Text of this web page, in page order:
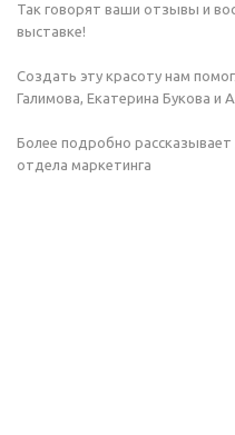
Так говорят ваши отзывы и
выставке!
Создать эту красоту нам
Галимова, Екатерина Букова и
Более подробно
отдела маркетинга